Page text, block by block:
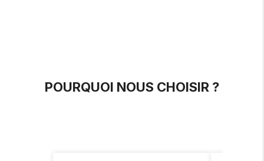
POURQUOI NOUS CHOISIR ?